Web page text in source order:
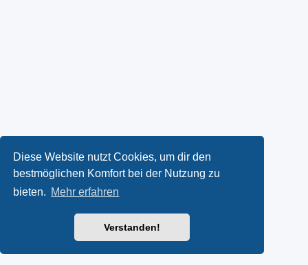
Diese Website nutzt Cookies, um dir den
bestmöglichen Komfort bei der Nutzung zu
bieten. Mehr erfahren
Verstanden!